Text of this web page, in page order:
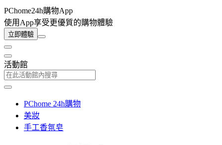
PChome24h購物App
使用App享受更優質的購物體驗
立即體驗
活動館
PChome 24h購物
美妝
手工香氛皂